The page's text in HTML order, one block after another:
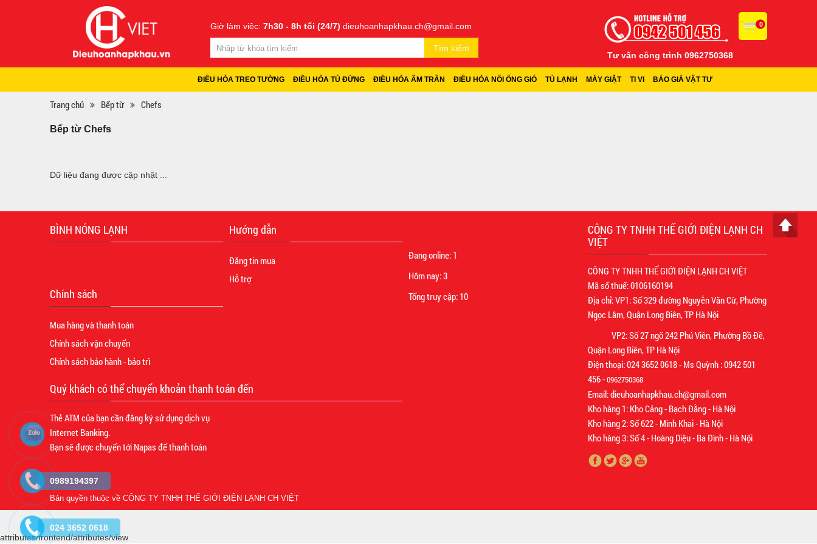
Giờ làm việc: 7h30 - 8h tối (24/7) dieuhoanhapkhau.ch@gmail.com
Tìm kiếm
0
Tư vấn công trình 0962750368
ĐIỀU HÒA TREO TƯỜNG ĐIỀU HÒA TỦ ĐỨNG ĐIỀU HÒA ÂM TRẦN ĐIỀU HÒA NỐI ỐNG GIÓ TỦ LẠNH MÁY GIẶT TI VI BÁO GIÁ VẬT TƯ
Trang chủ Bếp từ Chefs
Bếp từ Chefs
Dữ liệu đang được cập nhật ...
BÌNH NÓNG LẠNH Hướng dẫn
Đăng tin mua
Hỗ trợ
Chính sách
Mua hàng và thanh toán
Chính sách vận chuyển
Chính sách bảo hành - bảo trì
Quý khách có thể chuyển khoản thanh toán đến
Thẻ ATM của bạn cần đăng ký sử dụng dịch vụ
Internet Banking.
Bạn sẽ được chuyển tới Napas để thanh toán
Đang online: 1
Hôm nay:3
Tổng truy cập: 10
CÔNG TY TNHH THẾ GIỚI ĐIỆN LẠNH CH
VIỆT
CÔNG TY TNHH THẾ GIỚI ĐIỆN LẠNH CH VIỆT
Mã số thuế: 0106160194
Địa chỉ: VP1: Số 329 đường Nguyễn Văn Cừ, Phường
Ngọc Lâm, Quận Long Biên, TP Hà Nội
VP2: Số 27 ngõ 242 Phú Viên, Phường Bồ Đề,
Quận Long Biên, TP Hà Nội
Điện thoại: 024 3652 0618 - Ms Quỳnh : 0942 501
456 -0962750368
Email: dieuhoanhapkhau.ch@gmail.com
Kho hàng 1: Kho Cảng - Bạch Đằng - Hà Nội
Kho hàng 2: Số 622 - Minh Khai - Hà Nội
Kho hàng 3: Số 4 - Hoàng Diệu - Ba Đình - Hà Nội
Bản quyền thuộc về CÔNG TY TNHH THẾ GIỚI ĐIỆN LẠNH CH VIỆT
0989194397
024 3652 0618
attributes/frontend/attributes/view